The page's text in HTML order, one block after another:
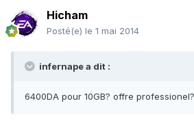
Hicham
Posté(e) le 1 mai 2014
infernape a dit :
6400DA pour 10GB? offre professionel?